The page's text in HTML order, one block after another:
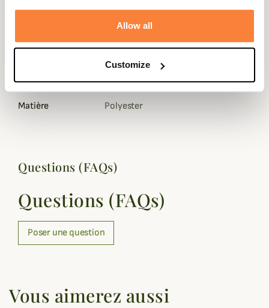
Allow all
Customize
Fiche technique
Genre Homme
Matière Polyester
Questions (FAQs)
Questions (FAQs)
Poser une question
Vous aimerez aussi